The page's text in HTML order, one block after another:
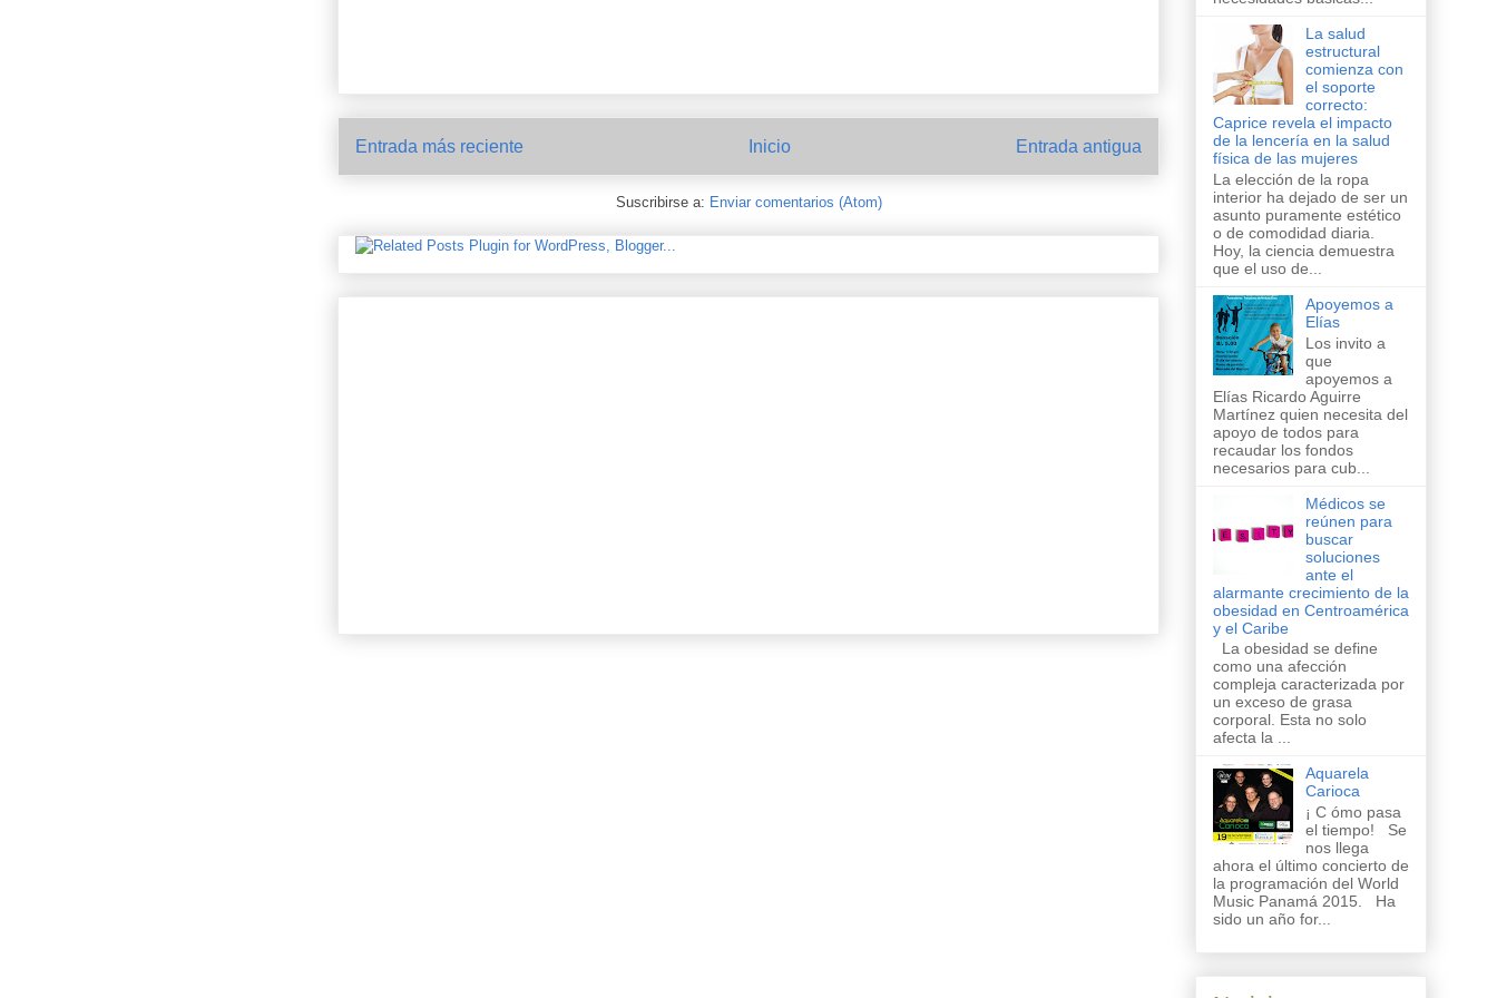
Entrada más reciente Entrada antigua
Inicio
Suscribirse a: Enviar comentarios (Atom)
La salud
estructural
comienza con
el soporte
correcto:
Caprice revela el impacto
de la lencería en la salud
física de las mujeres
La elección de la ropa
interior ha dejado de ser un
asunto puramente estético
o de comodidad diaria.
Hoy, la ciencia demuestra
que el uso de...
Apoyemos a
Elías
Los invito a
que
apoyemos a
Elías Ricardo Aguirre
Martínez quien necesita del
apoyo de todos para
recaudar los fondos
necesarios para cub...
Médicos se
reúnen para
buscar
soluciones
ante el
alarmante crecimiento de la
obesidad en Centroamérica
y el Caribe
La obesidad se define
como una afección
compleja caracterizada por
un exceso de grasa
corporal. Esta no solo
afecta la ...
Aquarela
Carioca
¡ C ómo pasa
el tiempo! Se
nos llega
ahora el último concierto de
la programación del World
Music Panamá 2015. Ha
sido un año for...